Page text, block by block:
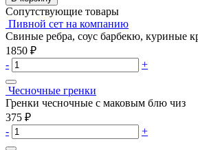
Сопутствующие товары
Пивной сет на компанию
Свиные ребра, соус барбекю, куриные
1850 ₽
-
+
Чесночные гренки
Гренки чесночные с маковым блю чиз
375 ₽
-
+